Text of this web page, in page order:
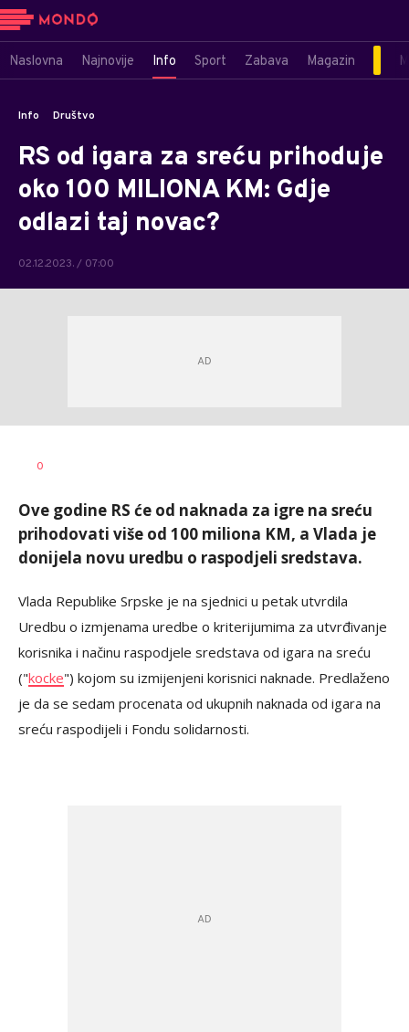
Naslovna Najnovije Info Sport Zabava Magazin
Info Društvo
RS od igara za sreću prihoduje
oko 100 MILIONA KM: Gdje
odlazi taj novac?
02.12.2023. / 07:00
AUTOR
0
Ove godine RS će od naknada za igre na sreću
prihodovati više od 100 miliona KM, a Vlada je
donijela novu uredbu o raspodjeli sredstava.
Vlada Republike Srpske je na sjednici u petak utvrdila
Uredbu o izmjenama uredbe o kriterijumima za utvrđivanje
korisnika i načinu raspodjele sredstava od igara na sreću
("kocke") kojom su izmijenjeni korisnici naknade. Predlaženo
je da se sedam procenata od ukupnih naknada od igara na
sreću raspodijeli i Fondu solidarnosti.